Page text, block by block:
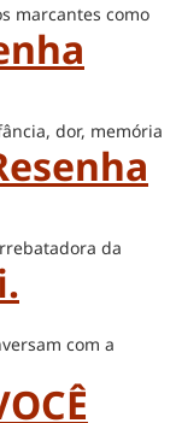
marcantes como
dor, memória
da
com a